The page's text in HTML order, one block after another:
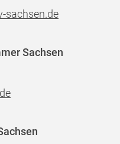
sachsen.de
Sachsen